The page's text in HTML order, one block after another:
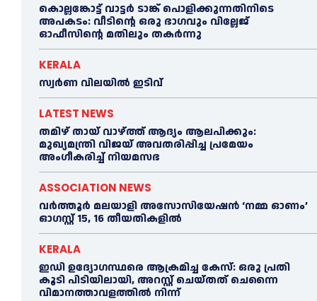
കൊല്ലങ്കോട്ട് വാട്ടര്‍ ടാങ്ക് പൊളിക്കുന്നതിനിടെ
അപകടം: വീടിന്റെ ഒരു ഭാഗവും വില്ലേജ്
ഓഫീസിന്റെ മതിലും തകര്‍ന്നു
KERALA
സ്വ‍‍ർണ വിലയില്‍ ഇടിവ്
LATEST NEWS
തമിഴ് തായ് വാഴ്ത്ത് ആദ്യം ആലപിക്കും:
മുഖ്യമന്ത്രി വിജയ് അവതരിപ്പിച്ച പ്രമേയം
അംഗീകരിച്ച്‌ നിയമസഭ
ASSOCIATION NEWS
വർത്തൂർ മലയാളി അസോസിയേഷന്‍ ‘നമ്മ ഓണം’
ഓഗസ്റ്റ് 15, 16 തീയതികളിൽ
KERALA
ഇഡി ഉദ്യോഗസ്ഥരെ ആക്രമിച്ച കേസ്: ഒരു പ്രതി
കൂടി പിടിയിലായി, അറസ്റ്റ് ചെയ്തത് ചെന്നൈ
വിമാനത്താവളത്തില്‍ നിന്ന്